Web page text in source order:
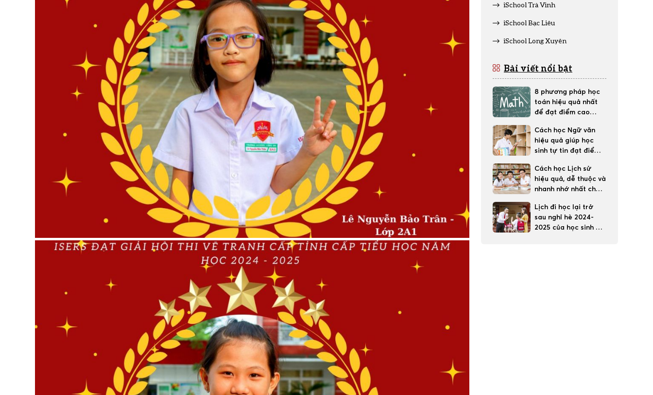
iSchool Trà Vinh
iSchool Bạc Liêu
iSchool Long Xuyên
Bài viết nổi bật
8 phương pháp học
toán hiệu quả nhất
để đạt điểm cao
Cách học Ngữ văn
hiệu quả giúp học
sinh tự tin đạt điểm
Cách học Lịch sử
hiệu quả, dễ thuộc và
nhanh nhớ nhất cho
Lịch đi học lại trở
sau nghỉ hè 2024-
2025 của học sinh 63